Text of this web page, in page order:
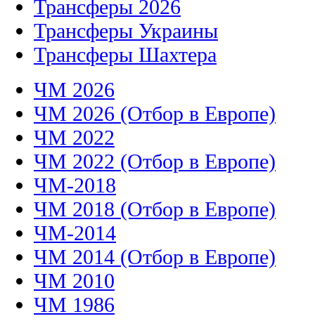
Трансферы 2026
Трансферы Украины
Трансферы Шахтера
ЧМ 2026
ЧМ 2026 (Отбор в Европе)
ЧМ 2022
ЧМ 2022 (Отбор в Европе)
ЧМ-2018
ЧМ 2018 (Отбор в Европе)
ЧМ-2014
ЧМ 2014 (Отбор в Европе)
ЧМ 2010
ЧМ 1986